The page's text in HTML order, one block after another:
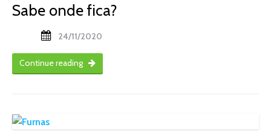
Sabe onde fica?
24/11/2020
Continue reading